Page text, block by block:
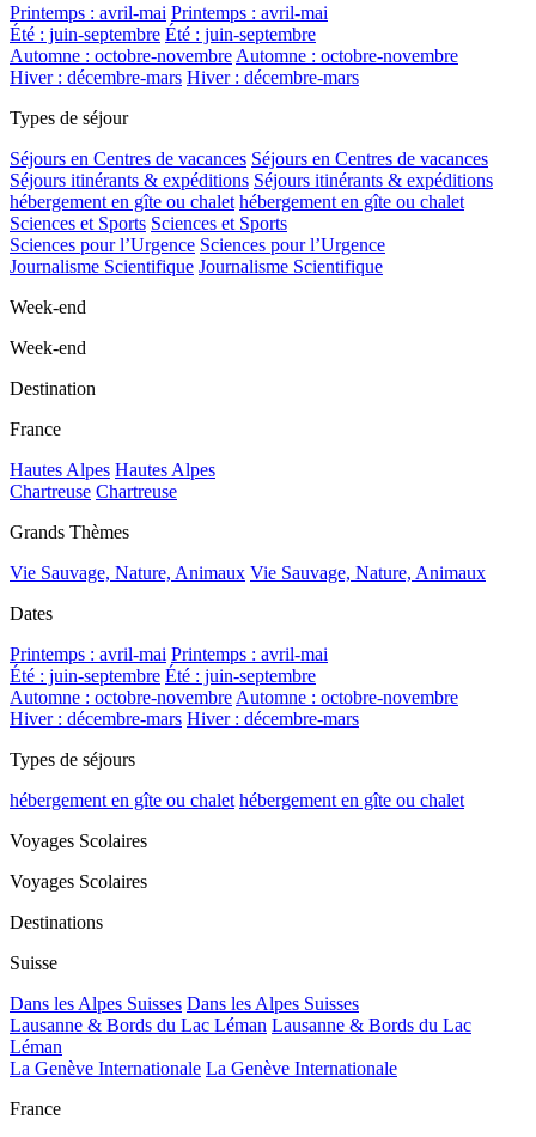
Printemps : avril-mai Printemps : avril-mai
Été : juin-septembre Été : juin-septembre
Automne : octobre-novembre Automne : octobre-novembre
Hiver : décembre-mars Hiver : décembre-mars
Types de séjour
Séjours en Centres de vacances Séjours en Centres de vacances
Séjours itinérants & expéditions Séjours itinérants & expéditions
hébergement en gîte ou chalet hébergement en gîte ou chalet
Sciences et Sports Sciences et Sports
Sciences pour l’Urgence Sciences pour l’Urgence
Journalisme Scientifique Journalisme Scientifique
Week-end
Week-end
Destination
France
Hautes Alpes Hautes Alpes
Chartreuse Chartreuse
Grands Thèmes
Vie Sauvage, Nature, Animaux Vie Sauvage, Nature, Animaux
Dates
Printemps : avril-mai Printemps : avril-mai
Été : juin-septembre Été : juin-septembre
Automne : octobre-novembre Automne : octobre-novembre
Hiver : décembre-mars Hiver : décembre-mars
Types de séjours
hébergement en gîte ou chalet hébergement en gîte ou chalet
Voyages Scolaires
Voyages Scolaires
Destinations
Suisse
Dans les Alpes Suisses Dans les Alpes Suisses
Lausanne & Bords du Lac Léman Lausanne & Bords du Lac
Léman
La Genève Internationale La Genève Internationale
France